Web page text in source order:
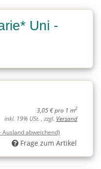
Uni -
3,05 € pro 1 m2
inkl. 19% USt. , zzgl. Versand
Ausland abweichend)
Frage zum Artikel